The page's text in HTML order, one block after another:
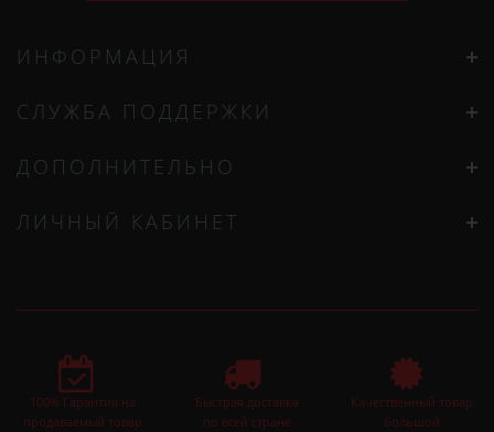
ИНФОРМАЦИЯ
СЛУЖБА ПОДДЕРЖКИ
ДОПОЛНИТЕЛЬНО
ЛИЧНЫЙ КАБИНЕТ
100% Гарантия на
продаваемый товар
Быстрая доставка
по всей стране
Качественный товар
большой